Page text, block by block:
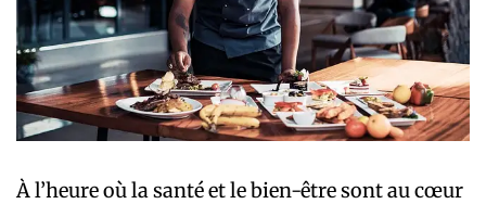
À l’heure où la santé et le bien-être sont au cœur